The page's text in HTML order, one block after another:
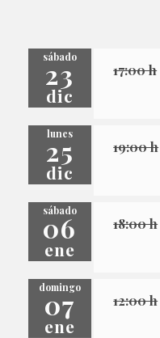
sábado
23
dic
17:00 h
lunes
25
dic
19:00 h
sábado
06
ene
18:00 h
domingo
07
ene
12:00 h